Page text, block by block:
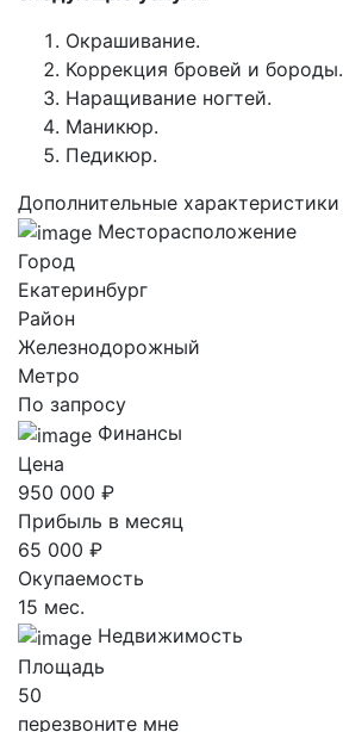
Окрашивание.
Коррекция бровей и бороды.
Наращивание ногтей.
Маникюр.
Педикюр.
Дополнительные характеристики
Месторасположение
Город
Екатеринбург
Район
Железнодорожный
Метро
По запросу
Финансы
Цена
950 000 ₽
Прибыль в месяц
65 000 ₽
Окупаемость
15 мес.
Недвижимость
Площадь
50
перезвоните мне